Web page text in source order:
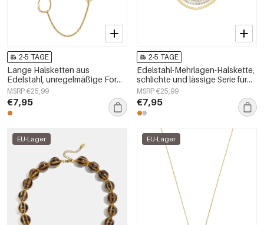
2-5 TAGE
Lange Halsketten aus
Edelstahl, unregelmäßige Form,
schlichte Alltags-Serie,
Damenschmuck
MSRP €25,99
€7,95
2-5 TAGE
Edelstahl-Mehrlagen-Halskette,
schlichte und lässige Serie für
Damen
MSRP €25,99
€7,95
EU-Lager EU-Lager